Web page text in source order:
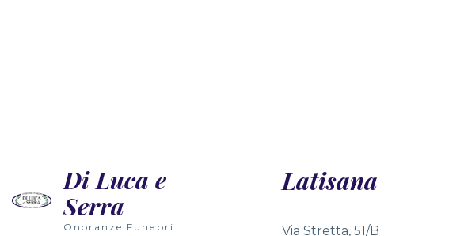
Di Luca e
Serra
Onoranze Funebri
Latisana
Via Stretta, 51/B